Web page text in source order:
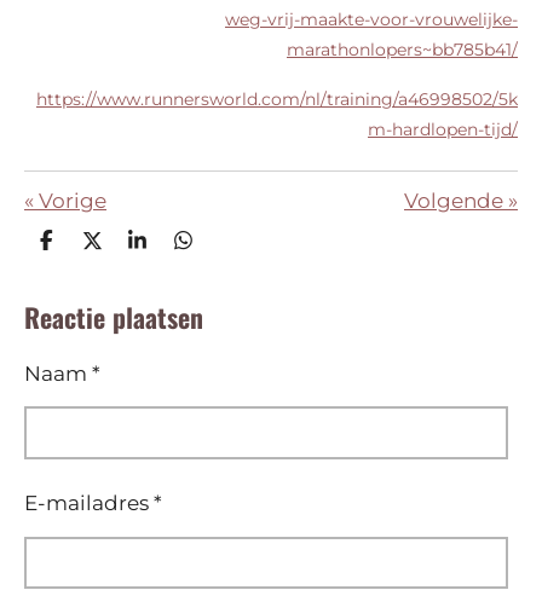
weg-vrij-maakte-voor-vrouwelijke-
marathonlopers~bb785b41/
https://www.runnersworld.com/nl/training/a46998502/5k
m-hardlopen-tijd/
« Vorige Volgende »
D
e
n
D
l
S
r
e
D
e
n
Reactie plaatsen
Naam *
E-mailadres *